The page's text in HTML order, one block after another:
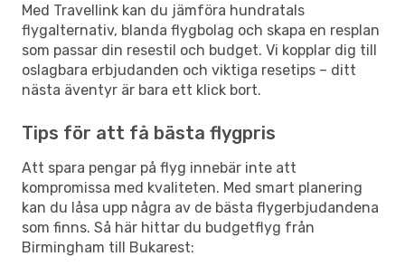
Med Travellink kan du jämföra hundratals
flygalternativ, blanda flygbolag och skapa en resplan
som passar din resestil och budget. Vi kopplar dig till
oslagbara erbjudanden och viktiga resetips – ditt
nästa äventyr är bara ett klick bort.
Tips för att få bästa flygpris
Att spara pengar på flyg innebär inte att
kompromissa med kvaliteten. Med smart planering
kan du låsa upp några av de bästa flygerbjudandena
som finns. Så här hittar du budgetflyg från
Birmingham till Bukarest: